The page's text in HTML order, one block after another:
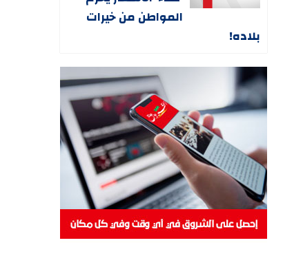
المواطن من خيرات
بلاده!